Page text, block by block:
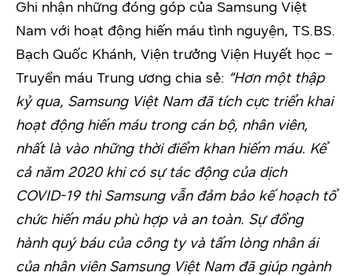
Ghi nhận những đóng góp của Samsung Việt
Nam với hoạt động hiến máu tình nguyện, TS.BS.
Bạch Quốc Khánh, Viện trưởng Viện Huyết học –
Truyền máu Trung ương chia sẻ: “Hơn một thập
kỷ qua, Samsung Việt Nam đã tích cực triển khai
hoạt động hiến máu trong cán bộ, nhân viên,
nhất là vào những thời điểm khan hiếm máu. Kể
cả năm 2020 khi có sự tác động của dịch
COVID-19 thì Samsung vẫn đảm bảo kế hoạch tổ
chức hiến máu phù hợp và an toàn. Sự đồng
hành quý báu của công ty và tấm lòng nhân ái
của nhân viên Samsung Việt Nam đã giúp ngành